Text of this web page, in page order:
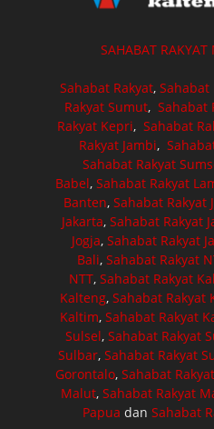
SAHABAT RAKYAT
Sahabat Rakyat, Sahabat
Rakyat Sumut, Sahabat
Rakyat Kepri,Sahabat
Rakyat Jambi,
Sahabat Rakyat
Babel,Sahabat Rakyat
Banten,Sahabat Rakyat
Jakarta, Sahabat Rakyat
Jogja, Sahabat Rakyat
Bali,Sahabat Rakyat
NTT,Sahabat Rakyat
Kalteng,Sahabat Rakyat
Kaltim,Sahabat Rakyat
Sulsel, Sahabat Rakyat
Sulbar,Sahabat Rakyat
Gorontalo,Sahabat
Malut,Sahabat Rakyat
Papua danSahabat